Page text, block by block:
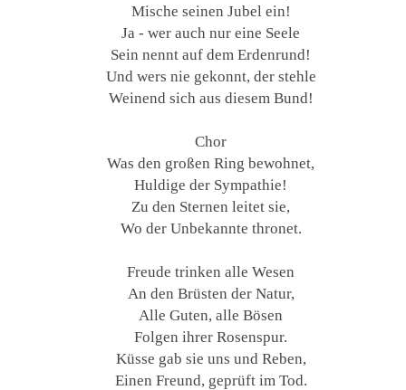
Mische seinen Jubel ein!
Ja - wer auch nur eine Seele
Sein nennt auf dem Erdenrund!
Und wers nie gekonnt, der stehle
Weinend sich aus diesem Bund!
Chor
Was den großen Ring bewohnet,
Huldige der Sympathie!
Zu den Sternen leitet sie,
Wo der Unbekannte thronet.
Freude trinken alle Wesen
An den Brüsten der Natur,
Alle Guten, alle Bösen
Folgen ihrer Rosenspur.
Küsse gab sie uns und Reben,
Einen Freund, geprüft im Tod.